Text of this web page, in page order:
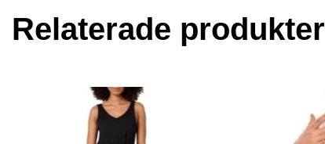
Relaterade produkter